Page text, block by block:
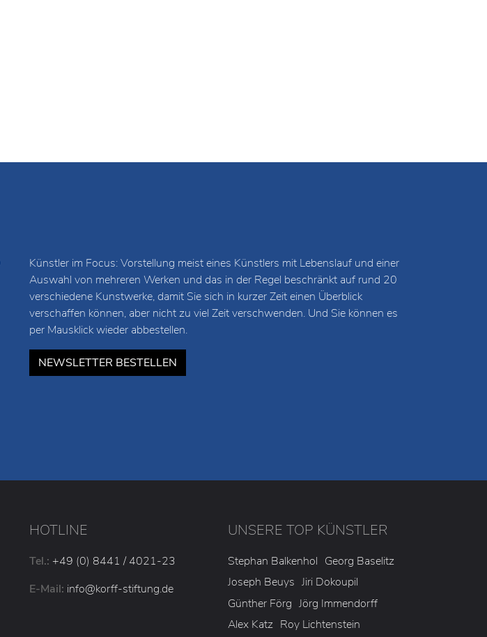
Künstler im Focus: Vorstellung meist eines Künstlers mit Lebenslauf und einer
Auswahl von mehreren Werken und das in der Regel beschränkt auf rund 20
verschiedene Kunstwerke, damit Sie sich in kurzer Zeit einen Überblick
verschaffen können, aber nicht zu viel Zeit verschwenden. Und Sie können es
per Mausklick wieder abbestellen.
NEWSLETTER BESTELLEN
HOTLINE
Tel.: +49 (0) 8441 / 4021-23
E-Mail: info@korff-stiftung.de
UNSERE TOP KÜNSTLER
Stephan Balkenhol Georg Baselitz
Joseph Beuys Jiri Dokoupil
Günther Förg Jörg Immendorff
Alex Katz Roy Lichtenstein